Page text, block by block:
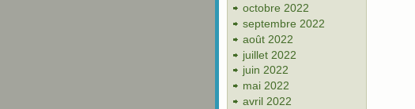
octobre 2022
septembre 2022
août 2022
juillet 2022
juin 2022
mai 2022
avril 2022